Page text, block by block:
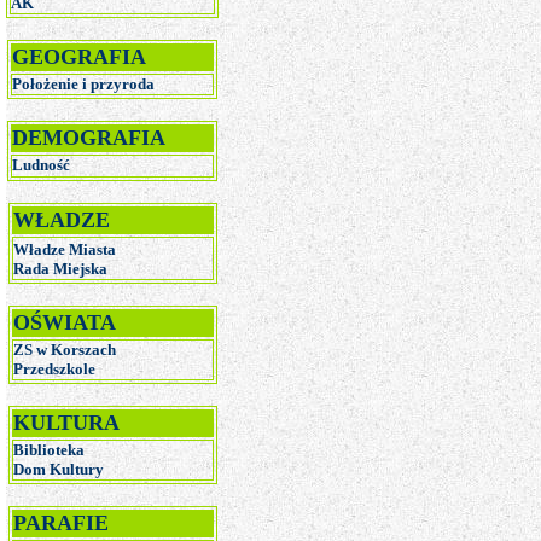
GEOGRAFIA
Położenie i przyroda
DEMOGRAFIA
Ludność
WŁADZE
Władze Miasta
Rada Miejska
OŚWIATA
ZS w Korszach
Przedszkole
KULTURA
Biblioteka
Dom Kultury
PARAFIE